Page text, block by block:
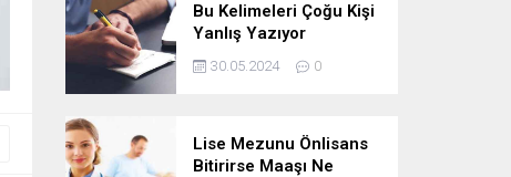
Bu Kelimeleri Çoğu Kişi
Yanlış Yazıyor
30.05.2024 0
Lise Mezunu Önlisans
Bitirirse Maaşı Ne